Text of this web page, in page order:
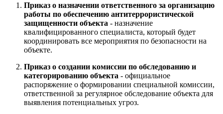
Приказ о назначении ответственного за организацию
работы по обеспечению антитеррористической
защищенности объекта - назначение
квалифицированного специалиста, который будет
координировать все мероприятия по безопасности на
объекте.
Приказ о создании комиссии по обследованию и
категорированию объекта - официальное
распоряжение о формировании специальной комиссии,
ответственной за регулярное обследование объекта для
выявления потенциальных угроз.